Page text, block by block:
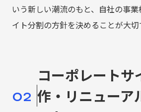
いう新しい潮流のもと、自社の事
イト分割の方針を決めることが大切
02
コーポレートサ
作・リニューア